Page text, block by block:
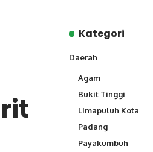
Kategori
Daerah
Agam
Bukit Tinggi
Limapuluh Kota
Padang
Payakumbuh